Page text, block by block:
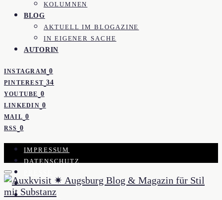
KOLUMNEN
BLOG
AKTUELL IM BLOGAZINE
IN EIGENER SACHE
AUTORIN
INSTAGRAM 0
PINTEREST 34
YOUTUBE 0
LINKEDIN 0
MAIL 0
RSS 0
IMPRESSUM
DATENSCHUTZ
KOOPERATION
KONTAKT